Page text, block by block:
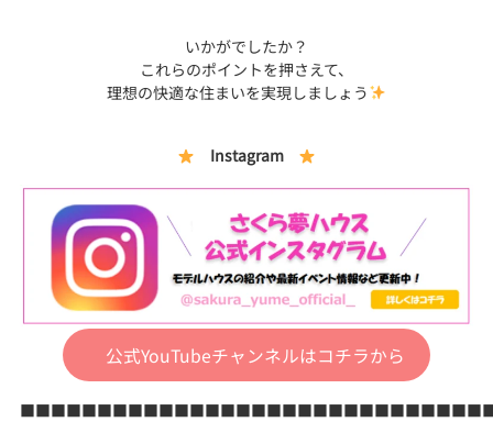
いかがでしたか？
これらのポイントを押さえて、
理想の快適な住まいを実現しましょう
Instagram
公式YouTubeチャンネルはコチラから